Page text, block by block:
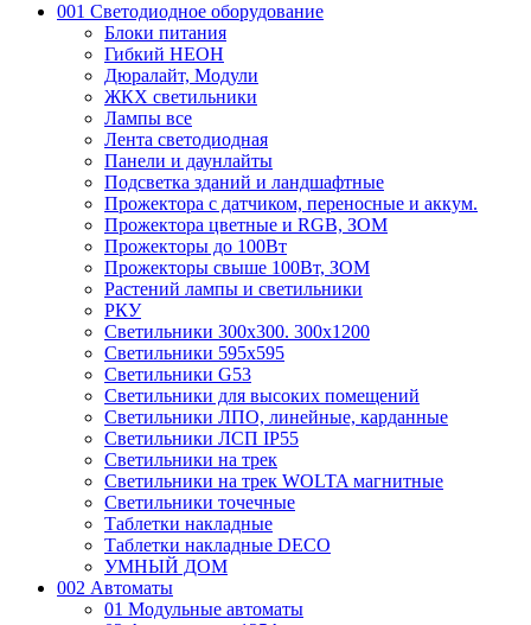
001 Светодиодное оборудование
Блоки питания
Гибкий НЕОН
Дюралайт, Модули
ЖКХ светильники
Лампы все
Лента светодиодная
Панели и даунлайты
Подсветка зданий и ландшафтные
Прожектора с датчиком, переносные и аккум.
Прожектора цветные и RGB, ЗОМ
Прожекторы до 100Вт
Прожекторы свыше 100Вт, ЗОМ
Растений лампы и светильники
РКУ
Светильники 300х300. 300х1200
Светильники 595х595
Светильники G53
Светильники для высоких помещений
Светильники ЛПО, линейные, карданные
Светильники ЛСП IP55
Светильники на трек
Светильники на трек WOLTA магнитные
Светильники точечные
Таблетки накладные
Таблетки накладные DECO
УМНЫЙ ДОМ
002 Автоматы
01 Модульные автоматы